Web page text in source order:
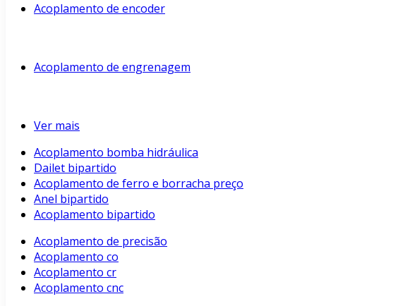
Acoplamento de encoder
Acoplamento de engrenagem
Ver mais
Acoplamento bomba hidráulica
Dailet bipartido
Acoplamento de ferro e borracha preço
Anel bipartido
Acoplamento bipartido
Acoplamento de precisão
Acoplamento co
Acoplamento cr
Acoplamento cnc